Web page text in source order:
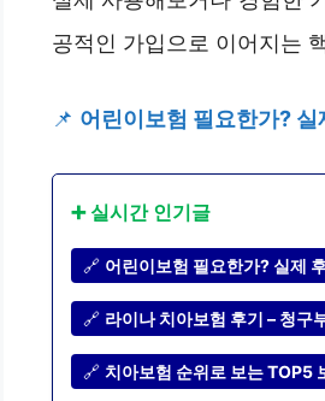
공적인 가입으로 이어지는
📌 어린이보험 필요한가?
➕ 실시간 인기글
🔗 어린이보험 필요한가? 실제
🔗 라이나 치아보험 후기 – 청구
🔗 치아보험 순위로 보는 TOP5